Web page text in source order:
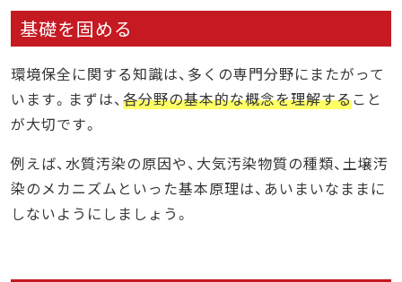
基礎を固める
環境保全に関する知識は、多くの専門分野にまたがって
います。まずは、各分野の基本的な概念を理解すること
が大切です。
例えば、水質汚染の原因や、大気汚染物質の種類、土壌汚
染のメカニズムといった基本原理は、あいまいなままに
しないようにしましょう。